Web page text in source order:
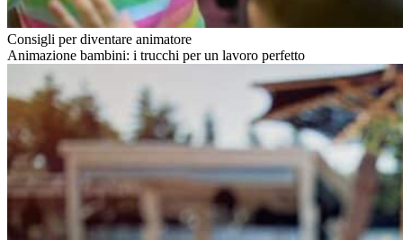
Consigli per diventare animatore
Animazione bambini: i trucchi per un lavoro perfetto